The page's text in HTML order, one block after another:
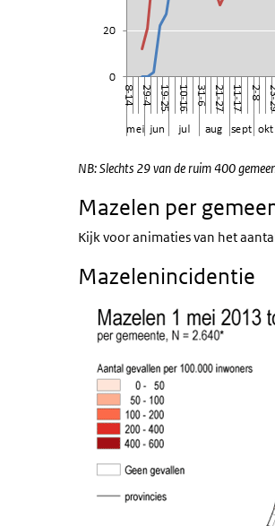
NB: Slechts 29 van de ruim 400
Mazelen per
Kijk voor animaties van het
Mazelenincidentie